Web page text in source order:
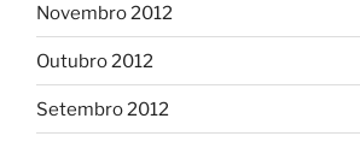
Novembro 2012
Outubro 2012
Setembro 2012